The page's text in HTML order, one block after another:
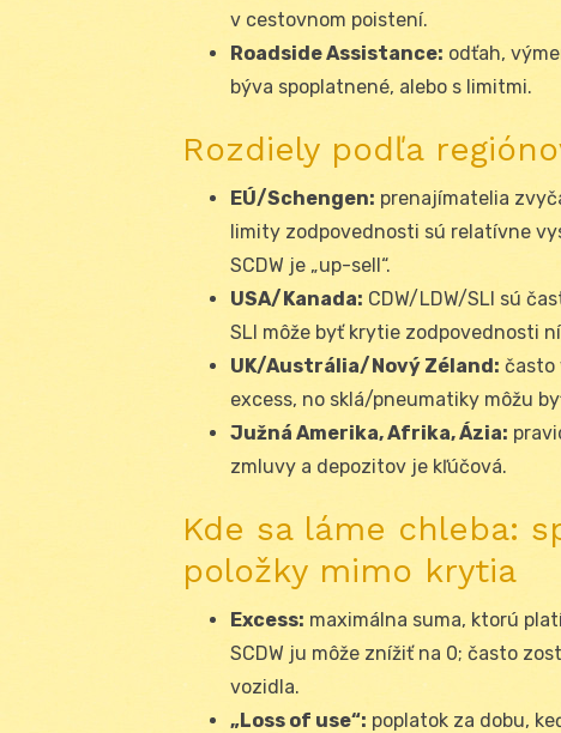
v cestovnom poistení.
Roadside Assistance: odťah,
býva spoplatnené, alebo s limitmi.
Rozdiely podľa
EÚ/Schengen: prenajímatelia
limity zodpovednosti sú relatívne
SCDW je „up-sell“.
USA/Kanada: CDW/LDW/SLI sú
SLI môže byť krytie zodpovednosti
UK/Austrália/Nový Zéland: často
excess, no sklá/pneumatiky môžu
Južná Amerika, Afrika, Ázia:
zmluvy a depozitov je kľúčová.
Kde sa láme chleba:
položky mimo krytia
Excess: maximálna suma, ktorú
SCDW ju môže znížiť na 0; často
vozidla.
„Loss of use“: poplatok za dobu,